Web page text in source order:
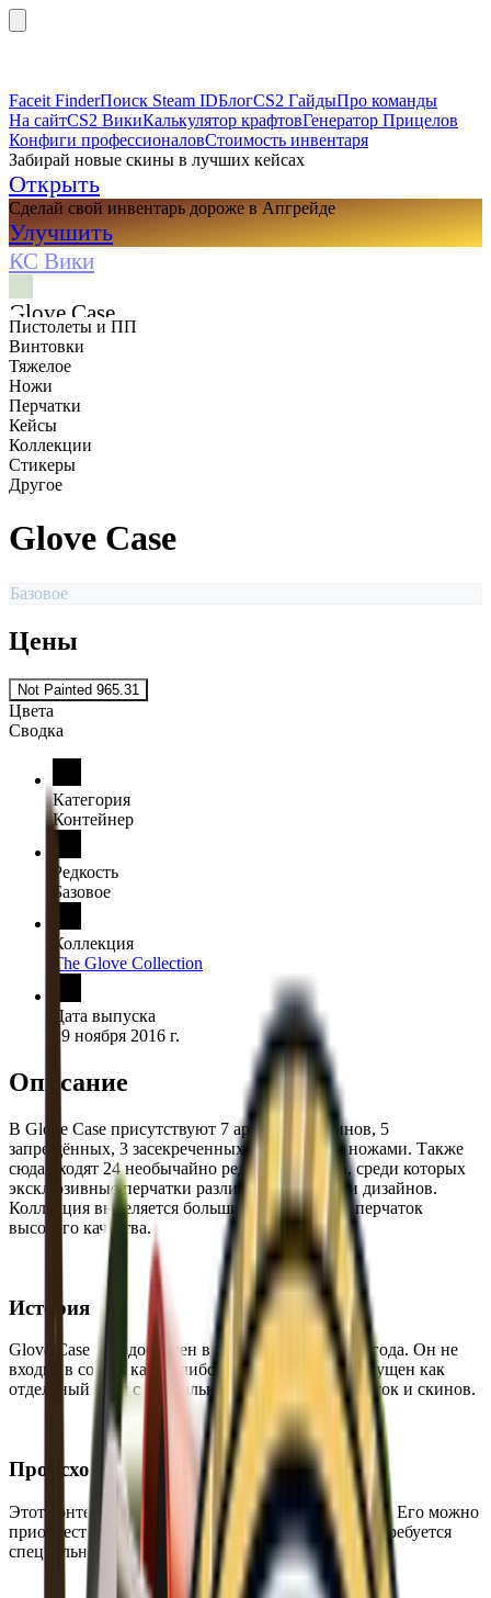
Faceit FinderПоиск Steam IDБлогCS2 ГайдыПро команды
На сайтCS2 ВикиКалькулятор крафтовГенератор Прицелов
Конфиги профессионаловСтоимость инвентаря
Забирай новые скины в лучших кейсах
Открыть
Сделай свой инвентарь дороже в Апгрейде
Улучшить
КС Вики
Glove Case
Пистолеты и ПП
Винтовки
Тяжелое
Ножи
Перчатки
Кейсы
Коллекции
Стикеры
Другое
Glove Case
Базовое
Цены
Not Painted 965.31
Цвета
Сводка
Категория
Контейнер
Редкость
Базовое
Коллекция
The Glove Collection
Дата выпуска
29 ноября 2016 г.
Описание
В Glove Case присутствуют 7 армейских скинов, 5
запрещённых, 3 засекреченных и 2 тайных с ножами. Также
сюда входят 24 необычайно редких предмета, среди которых
эксклюзивные перчатки различных моделей и дизайнов.
Коллекция выделяется большим количеством перчаток
высокого качества.
История
Glove Case был добавлен в игру 29 ноября 2016 года. Он не
входит в состав каких-либо операций и был выпущен как
отдельный кейс с уникальной коллекцией перчаток и скинов.
Происхождение
Этот контейнер нельзя получить из других кейсов. Его можно
приобрести на вторичном рынке и для открытия требуется
специальный Glove Case Key.